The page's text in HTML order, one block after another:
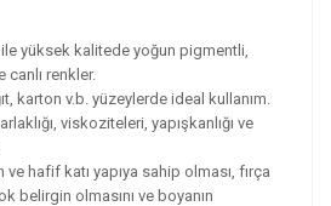
yüksek kalitede yoğun pigmentli,
canlı renkler.
karton v.b. yüzeylerde ideal kullanım.
viskoziteleri, yapışkanlığı ve
hafif katı yapıya sahip olması, fırça
belirgin olmasını ve boyanın